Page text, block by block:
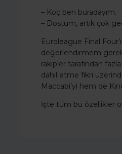
– Koç ben buradayım.
– Dostum, artık çok
Euroleague Final
değerlendirmem
rakipler tarafından
dahil etme fikri
Maccabi’yi hem de
İşte tüm bu özellikler